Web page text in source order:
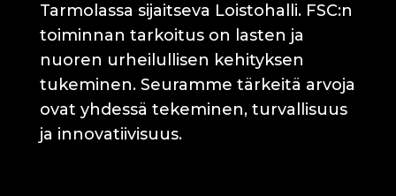
Tarmolassa sijaitseva Loistohalli. FSC:n
toiminnan tarkoitus on lasten ja
nuoren urheilullisen kehityksen
tukeminen. Seuramme tärkeitä arvoja
ovat yhdessä tekeminen, turvallisuus
ja innovatiivisuus.